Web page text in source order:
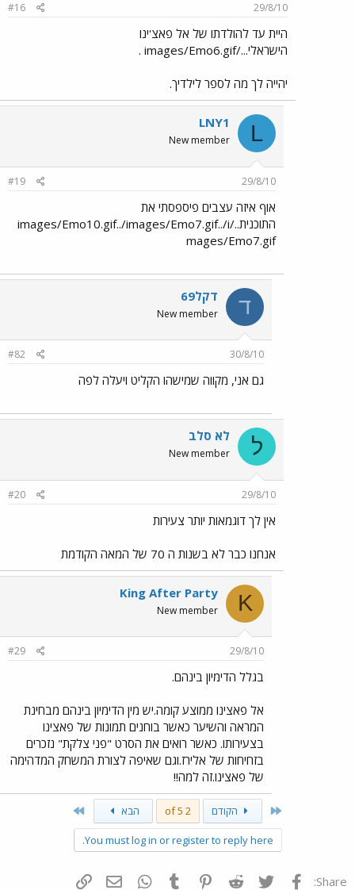
29/8/10
#16
היית עד להולדתו של אל פאצ'ינו
הישראלי.../images/Emo6.gif .
יהייה לך מה לספר לילדיך.
L
LNY1
New member
29/8/10
#19
אוף איזה עצבים פיספסתי את
התוכנית../images/Emo10.gif../images/Emo7.gif../i
mages/Emo7.gif
ד דקל69
New member
30/8/10
#82
גם אני, מקווה שמישהו הקליט ויעלה לפה
ל לא סלב
New member
29/8/10
#20
אין לך דוגמאות יותר צעירות
אנחנו כבר לא בשנות ה 70 של המאה הקודמת
K
King After Party
New member
29/8/10
#29
בגלל הדימיון בינהם.
אל פאצינו ממוצע קומה.יש מין הדימיון בינהם מבחינת
המראה והשיער כאשר בוחנים תמונות של פאצינו
בצעירותו. כאשר רואים את הסרט "פני צלקת" נזכרים
בזחיחות של אלירז.וגם שאיפה לצורת המשחק המדהימה
של פאצינו.זה למה!!
First הקודם 2 of 5 הבא
You must log in or register to reply here.
Share: פייסבוק Twitter
Reddit
Pinterest
Tumblr
WhatsAppדואר אלקטרוני